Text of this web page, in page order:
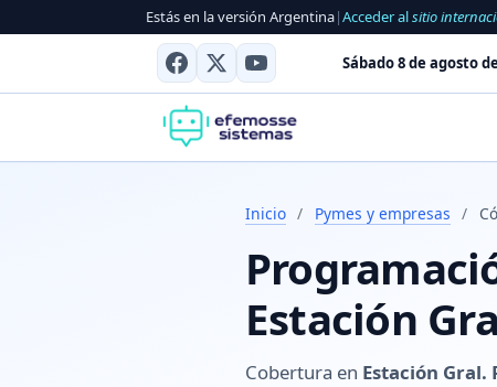
Estás en la versión Argentina|Acceder alsitio
Sábado 8 de agosto
Inicio / Pymes y empresas /
Estación
Cobertura en Estación Gral.